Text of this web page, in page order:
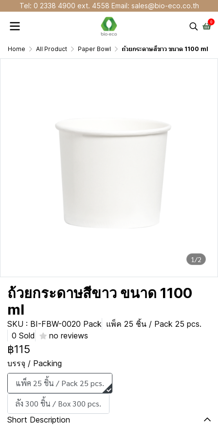
Tel: 0 2338 4900 ext. 4558 Email: sales@bio-eco.co.th
0
Home All Product Paper Bowl ถ้วยกระดาษสีขาว ขนาด 1100 ml
1/2
ถ้วยกระดาษสีขาว ขนาด 1100
ml
SKU : BI-FBW-0020 Pack แพ็ค 25 ชิ้น / Pack 25 pcs.
0 Sold
no reviews
฿115
บรรจุ / Packing
แพ็ค 25 ชิ้น / Pack 25 pcs.
ลัง 300 ชิ้น / Box 300 pcs.
Short Description